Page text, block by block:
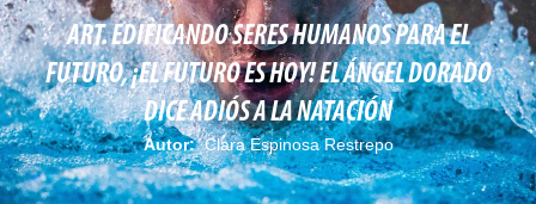
ART. EDIFICANDO SERES HUMANOS PARA EL
FUTURO, ¡EL FUTURO ES HOY! EL ÁNGEL DORADO
DICE ADIÓS A LA NATACIÓN
Autor:Clara Espinosa Restrepo